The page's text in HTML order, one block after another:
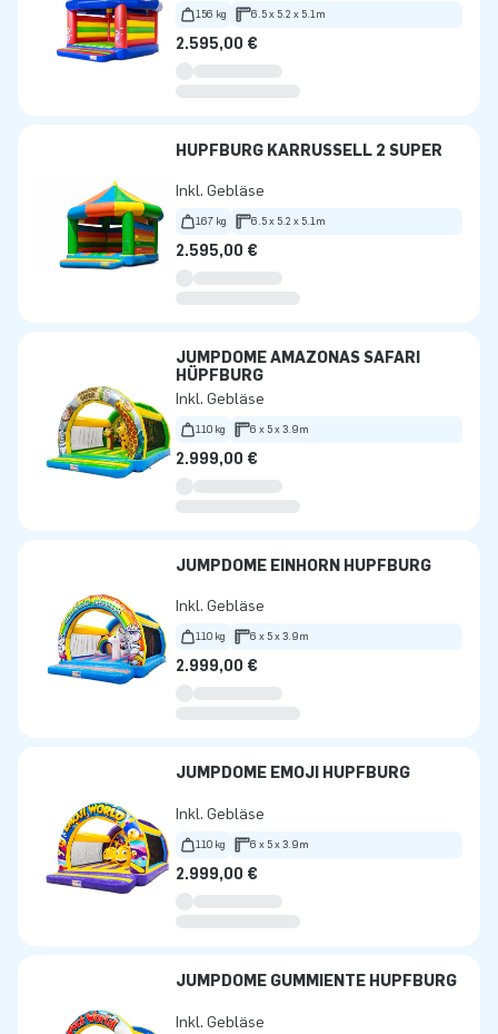
156 kg 6.5 x 5.2 x 5.1m
2.595,00 €
HÜPFBURG KARRUSSELL 2 SUPER
Inkl. Gebläse
167 kg 6.5 x 5.2 x 5.1m
2.595,00 €
JUMPDOME AMAZONAS SAFARI
HÜPFBURG
Inkl. Gebläse
110 kg 6 x 5 x 3.9m
2.999,00 €
JUMPDOME EINHORN HÜPFBURG
Inkl. Gebläse
110 kg 6 x 5 x 3.9m
2.999,00 €
JUMPDOME EMOJI HÜPFBURG
Inkl. Gebläse
110 kg 6 x 5 x 3.9m
2.999,00 €
JUMPDOME GUMMIENTE HÜPFBURG
Inkl. Gebläse